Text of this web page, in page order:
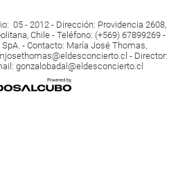
05 - 2012 - Dirección: Providencia 2608,
Chile - Teléfono: (+569) 67899269 -
- Contacto: María José Thomas,
- Director:
gonzalobadal@eldesconcierto.cl